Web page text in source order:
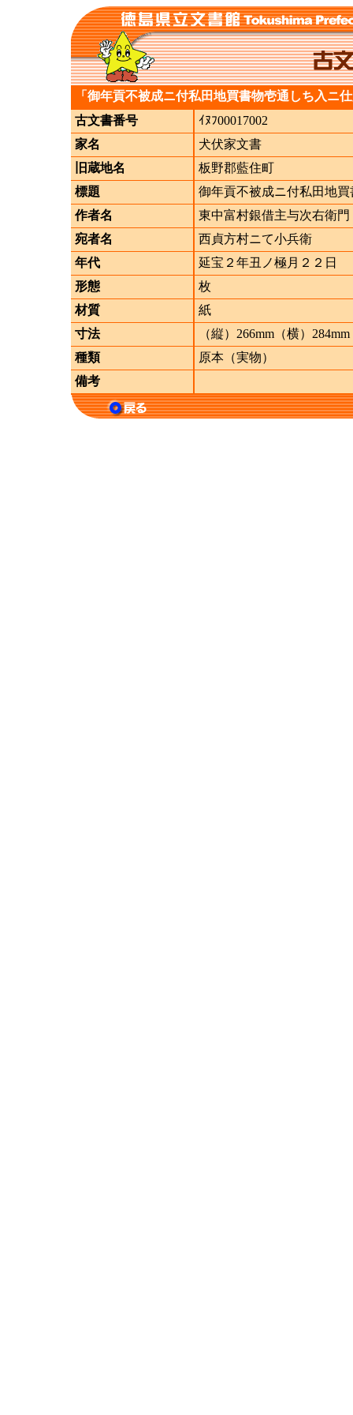
「御年貢不被成ニ付私田地買書物壱通しち入ニ
古文書番号
ｲﾇﾌ00017002
家名
犬伏家文書
旧蔵地名
板野郡藍住町
標題
御年貢不被成ニ付私田地
作者名
東中富村銀借主与次右衛門
宛者名
西貞方村ニて小兵衛
年代
延宝２年丑ノ極月２２日
形態
枚
材質
紙
寸法
（縦）266mm（横）284mm
種類
原本（実物）
備考